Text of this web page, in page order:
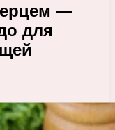
—
для